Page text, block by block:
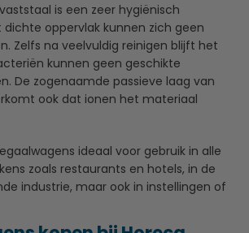
is een zeer hygiënisch
oppervlak kunnen zich geen
Zelfs na veelvuldig reinigen blijft het
kunnen geen geschikte
De zogenaamde passieve laag van
ook dat ionen het materiaal
ideaal voor gebruik in alle
zoals restaurants en hotels, in de
industrie, maar ook in instellingen of